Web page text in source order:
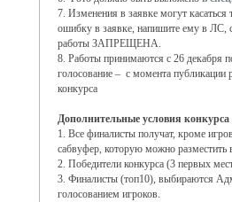
7. Изменения в заявке могут
ошибку в заявке, напишите ему в ЛС,
работы ЗАПРЕЩЕНА.
8. Работы принимаются с 26 декабря
голосование – с момента публикации
конкурса
Дополнительные условия конкурса
1. Все финалисты получат, кроме
сабвуфер, которую можно разместить
2. Победители конкурса (3 первых
3. Финалисты (топ10), выбираются
голосованием игроков.